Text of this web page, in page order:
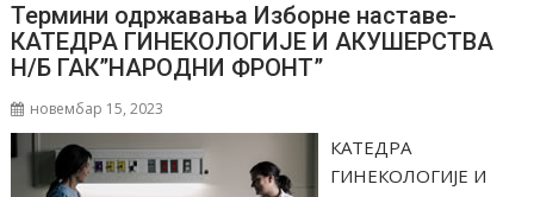
Термини одржавања Изборне наставе-
КАТЕДРА ГИНЕКОЛОГИЈЕ И АКУШЕРСТВА
Н/Б ГАК”НАРОДНИ ФРОНТ”
новембар 15, 2023
КАТЕДРА
ГИНЕКОЛОГИЈЕ И